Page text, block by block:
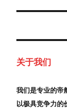
文
关于我们
我们是专业的帝
以极具竞争力的